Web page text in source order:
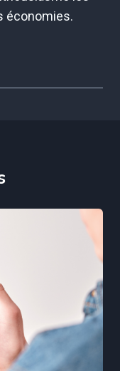
économies.